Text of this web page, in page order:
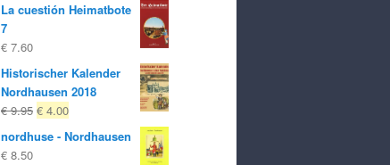
La cuestión Heimatbote
7
€ 7.60
Historischer Kalender
Nordhausen 2018
€9.95 El
precio
€ 4.00El
precio
nordhuse - Nordhausen
€ 8.50